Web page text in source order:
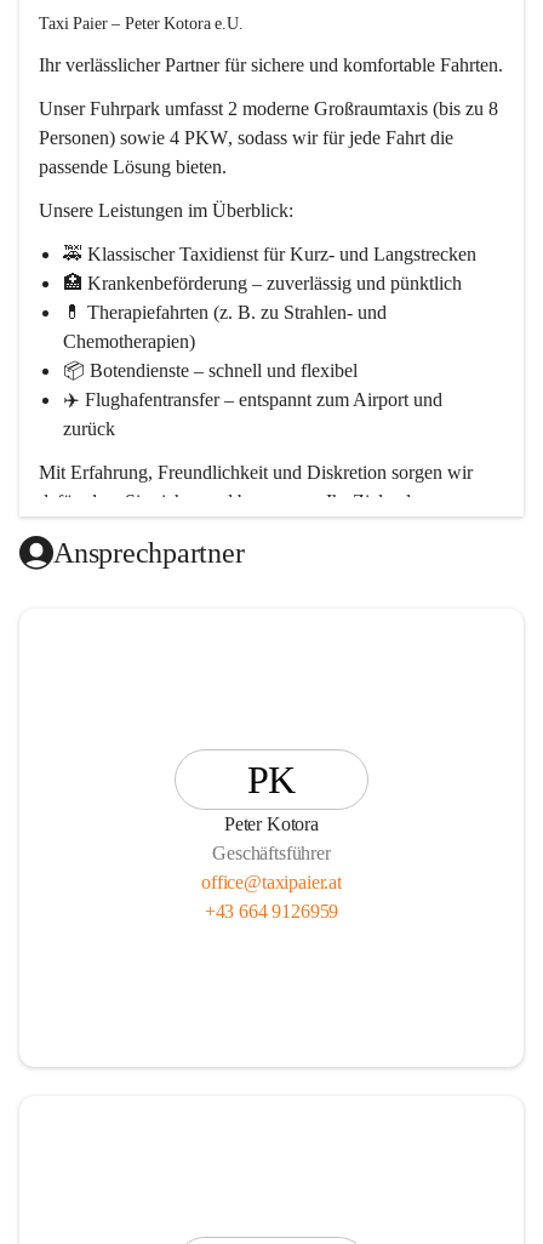
Taxi Paier – Peter Kotora e.U.
Ihr verlässlicher Partner für sichere und komfortable Fahrten.
Unser Fuhrpark umfasst 2 moderne Großraumtaxis (bis zu 8
Personen) sowie 4 PKW, sodass wir für jede Fahrt die
passende Lösung bieten.
Unsere Leistungen im Überblick:
🚕 Klassischer Taxidienst für Kurz- und Langstrecken
🏥 Krankenbeförderung – zuverlässig und pünktlich
💊 Therapiefahrten (z. B. zu Strahlen- und
Chemotherapien)
📦 Botendienste – schnell und flexibel
✈️ Flughafentransfer – entspannt zum Airport und
zurück
Mit Erfahrung, Freundlichkeit und Diskretion sorgen wir
dafür, dass Sie sicher und bequem an Ihr Ziel gelangen.
Ansprechpartner
PK
Peter Kotora
Geschäftsführer
office@taxipaier.at
+43 664 9126959